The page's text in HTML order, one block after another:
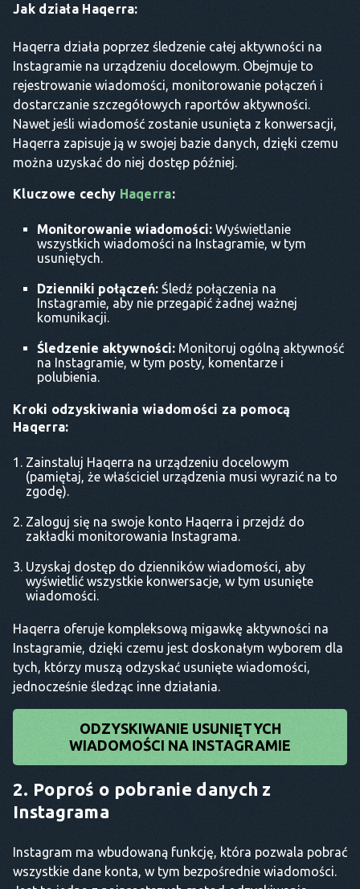
Jak działa Haqerra:
Haqerra działa poprzez śledzenie całej aktywności na
Instagramie na urządzeniu docelowym. Obejmuje to
rejestrowanie wiadomości, monitorowanie połączeń i
dostarczanie szczegółowych raportów aktywności.
Nawet jeśli wiadomość zostanie usunięta z konwersacji,
Haqerra zapisuje ją w swojej bazie danych, dzięki czemu
można uzyskać do niej dostęp później.
Kluczowe cechy Haqerra:
Monitorowanie wiadomości: Wyświetlanie
wszystkich wiadomości na Instagramie, w tym
usuniętych.
Dzienniki połączeń: Śledź połączenia na
Instagramie, aby nie przegapić żadnej ważnej
komunikacji.
Śledzenie aktywności: Monitoruj ogólną aktywność
na Instagramie, w tym posty, komentarze i
polubienia.
Kroki odzyskiwania wiadomości za pomocą
Haqerra:
Zainstaluj Haqerra na urządzeniu docelowym
(pamiętaj, że właściciel urządzenia musi wyrazić na to
zgodę).
Zaloguj się na swoje konto Haqerra i przejdź do
zakładki monitorowania Instagrama.
Uzyskaj dostęp do dzienników wiadomości, aby
wyświetlić wszystkie konwersacje, w tym usunięte
wiadomości.
Haqerra oferuje kompleksową migawkę aktywności na
Instagramie, dzięki czemu jest doskonałym wyborem dla
tych, którzy muszą odzyskać usunięte wiadomości,
jednocześnie śledząc inne działania.
ODZYSKIWANIE USUNIĘTYCH
WIADOMOŚCI NA INSTAGRAMIE
2. Poproś o pobranie danych z
Instagrama
Instagram ma wbudowaną funkcję, która pozwala pobrać
wszystkie dane konta, w tym bezpośrednie wiadomości.